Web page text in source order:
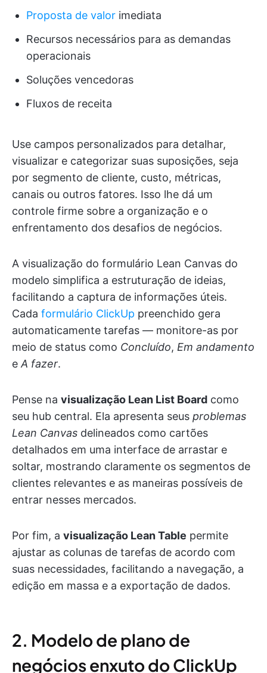
Proposta de valor imediata
Recursos necessários para as demandas
operacionais
Soluções vencedoras
Fluxos de receita
Use campos personalizados para detalhar,
visualizar e categorizar suas suposições, seja
por segmento de cliente, custo, métricas,
canais ou outros fatores. Isso lhe dá um
controle firme sobre a organização e o
enfrentamento dos desafios de negócios.
A visualização do formulário Lean Canvas do
modelo simplifica a estruturação de ideias,
facilitando a captura de informações úteis.
Cada formulário ClickUp preenchido gera
automaticamente tarefas — monitore-as por
meio de status como Concluído, Em andamento
e A fazer.
Pense na visualização Lean List Board como
seu hub central. Ela apresenta seus problemas
Lean Canvas delineados como cartões
detalhados em uma interface de arrastar e
soltar, mostrando claramente os segmentos de
clientes relevantes e as maneiras possíveis de
entrar nesses mercados.
Por fim, a visualização Lean Table permite
ajustar as colunas de tarefas de acordo com
suas necessidades, facilitando a navegação, a
edição em massa e a exportação de dados.
2. Modelo de plano de
negócios enxuto do ClickUp